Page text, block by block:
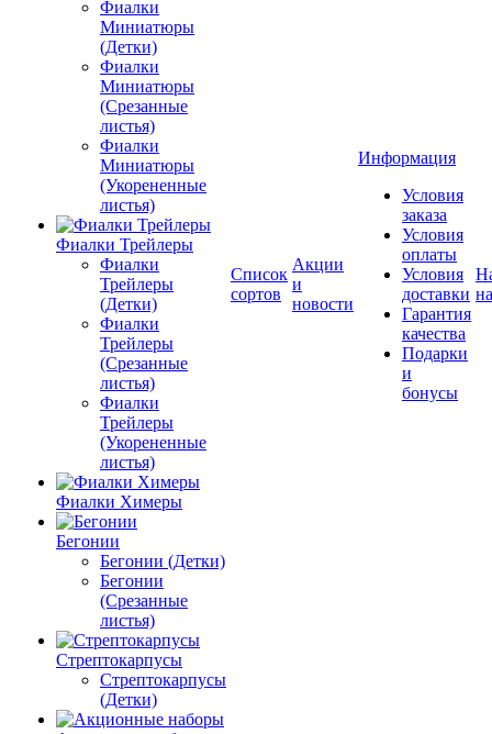
Фиалки
Миниатюры
(Детки)
Фиалки
Миниатюры
(Срезанные
листья)
Фиалки
Миниатюры
(Укорененные
листья)
Фиалки Трейлеры
Фиалки
Трейлеры
(Детки)
Фиалки
Трейлеры
(Срезанные
листья)
Фиалки
Трейлеры
(Укорененные
листья)
Фиалки Химеры
Бегонии
Бегонии (Детки)
Бегонии
(Срезанные
листья)
Стрептокарпусы
Стрептокарпусы
(Детки)
Список
сортов
Акции
и
новости
Информация
Условия
заказа
Условия
оплаты
Условия
доставки
Гарантия
качества
Подарки
и
бонусы